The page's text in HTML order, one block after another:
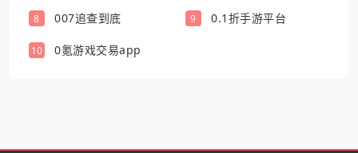
8 007追查到底 9 0.1折手游平台
10 0氪游戏交易app